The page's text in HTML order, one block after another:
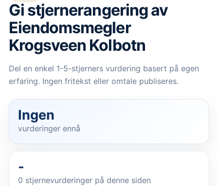
Gi stjernerangering av
Eiendomsmegler
Krogsveen Kolbotn
Del en enkel 1-5-stjerners vurdering basert på egen
erfaring. Ingen fritekst eller omtale publiseres.
Ingen
vurderinger ennå
-
0 stjernevurderinger på denne siden